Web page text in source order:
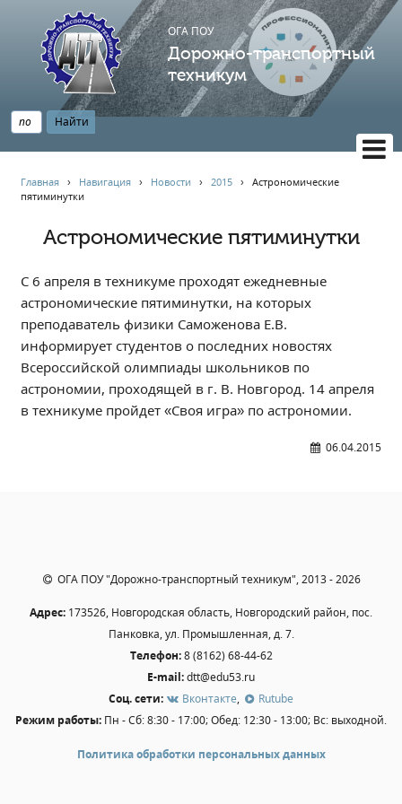
ОГА ПОУ
Дорожно-транспортный
техникум
НАВИГАЦИЯ
Главная
АБИТУРИЕНТУ
Опрос по качеству образования
Новости
Наблюдательный совет
Информация
Независимая оценка качества
Центр карьеры
Всероссийское чемпионатное движение
Региональная инновационная площадка
СВЕДЕНИЯ ОБ ОБРАЗОВАТЕЛЬНОЙ ОРГАНИЗАЦИИ
Основные сведения
Структура и органы управления образовательной
Главная › Навигация › Новости ›2015 ›Астрономические
пятиминутки
Астрономические пятиминутки
С 6 апреля в техникуме проходят ежедневные
астрономические пятиминутки, на которых
преподаватель физики Саможенова Е.В.
информирует студентов о последних новостях
Всероссийской олимпиады школьников по
астрономии, проходящей в г. В. Новгород. 14 апреля
в техникуме пройдет «Своя игра» по астрономии.
06.04.2015
ОГА ПОУ "Дорожно-транспортный техникум", 2013 - 2026
Адрес: 173526, Новгородская область, Новгородский район, пос.
Панковка, ул. Промышленная, д. 7.
Телефон:8 (8162) 68-44-62
E-mail:dtt@edu53.ru
Соц. сети:
Вконтакте,
Rutube
Режим работы: Пн - Сб: 8:30 - 17:00; Обед: 12:30 - 13:00; Вс: выходной.
Политика обработки персональных данных